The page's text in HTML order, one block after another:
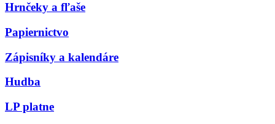
Hrnčeky a fľaše
Papiernictvo
Zápisníky a kalendáre
Hudba
LP platne